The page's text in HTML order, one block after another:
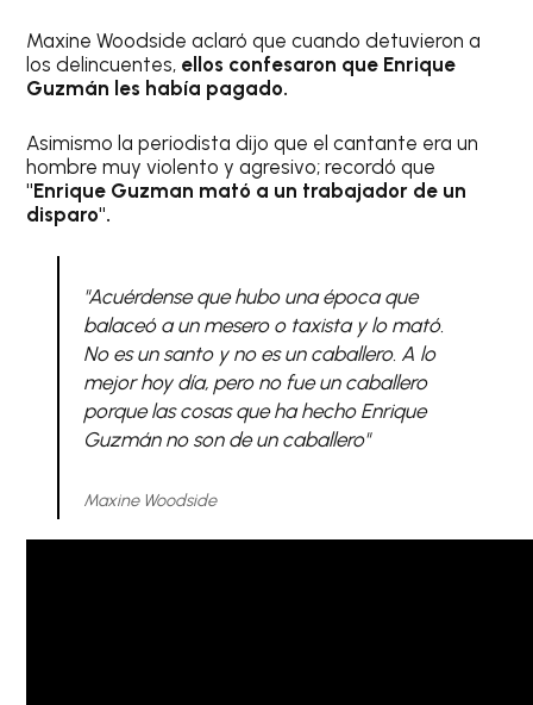
Maxine Woodside aclaró que cuando detuvieron a
los delincuentes, ellos confesaron que Enrique
Guzmán les había pagado.
Asimismo la periodista dijo que el cantante era un
hombre muy violento y agresivo; recordó que
"Enrique Guzman mató a un trabajador de un
disparo".
"Acuérdense que hubo una época que
balaceó a un mesero o taxista y lo mató.
No es un santo y no es un caballero. A lo
mejor hoy día, pero no fue un caballero
porque las cosas que ha hecho Enrique
Guzmán no son de un caballero"
Maxine Woodside